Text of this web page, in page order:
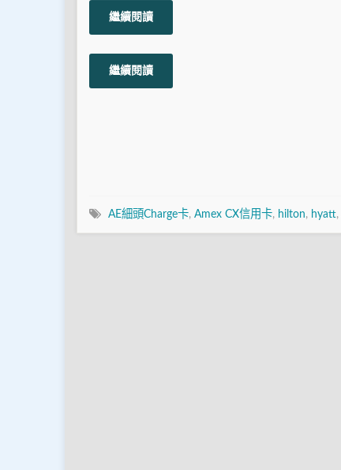
繼續閱讀
繼續閱讀
AE細頭Charge卡, Amex CX信用卡, hilton, hyatt,